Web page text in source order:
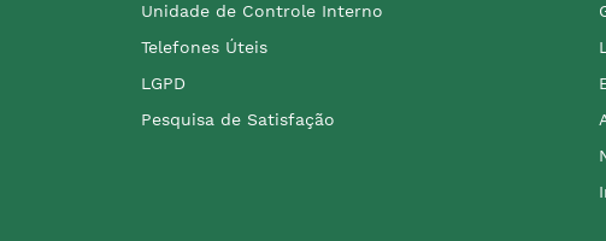
Unidade de Controle Interno
Telefones Úteis
LGPD
Pesquisa de Satisfação